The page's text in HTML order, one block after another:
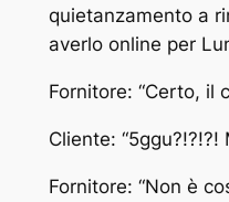
quietanzamento a
averlo online per
Fornitore: “Certo, il
Cliente:
Fornitore: “Non è